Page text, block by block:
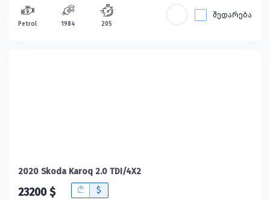
Petrol 1984 205
შედარება
2020 Skoda Karoq 2.0 TDI/4X2
23200 $ B $